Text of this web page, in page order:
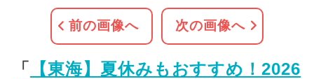
前の画像へ 次の画像へ
「
【東海】夏休みもおすすめ！2026